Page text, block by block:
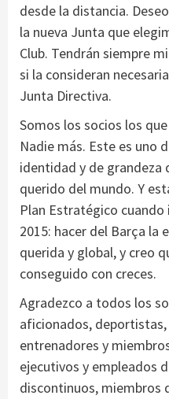
desde la distancia.
la nueva Junta que
Club. Tendrán siempre
si la consideran
Junta Directiva.
Somos los socios los
Nadie más. Este es uno
identidad y de grandeza
querido del mundo. Y
Plan Estratégico
2015: hacer del Barça la
querida y global, y creo
conseguido con creces.
Agradezco a todos los
aficionados,
entrenadores y
ejecutivos y empleados
discontinuos, miembros